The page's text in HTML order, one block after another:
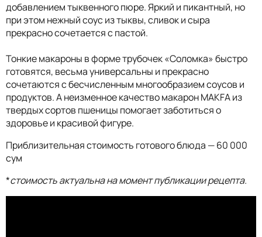
добавлением тыквенного пюре. Яркий и пикантный, но
при этом нежный соус из тыквы, сливок и сыра
прекрасно сочетается с пастой.
Тонкие макароны в форме трубочек «Соломка» быстро
готовятся, весьма универсальны и прекрасно
сочетаются с бесчисленным многообразием соусов и
продуктов. А неизменное качество макарон MAKFA из
твердых сортов пшеницы помогает заботиться о
здоровье и красивой фигуре.
Приблизительная стоимость готового блюда — 60 000
сум
*стоимость актуальна на момент публикации рецепта.